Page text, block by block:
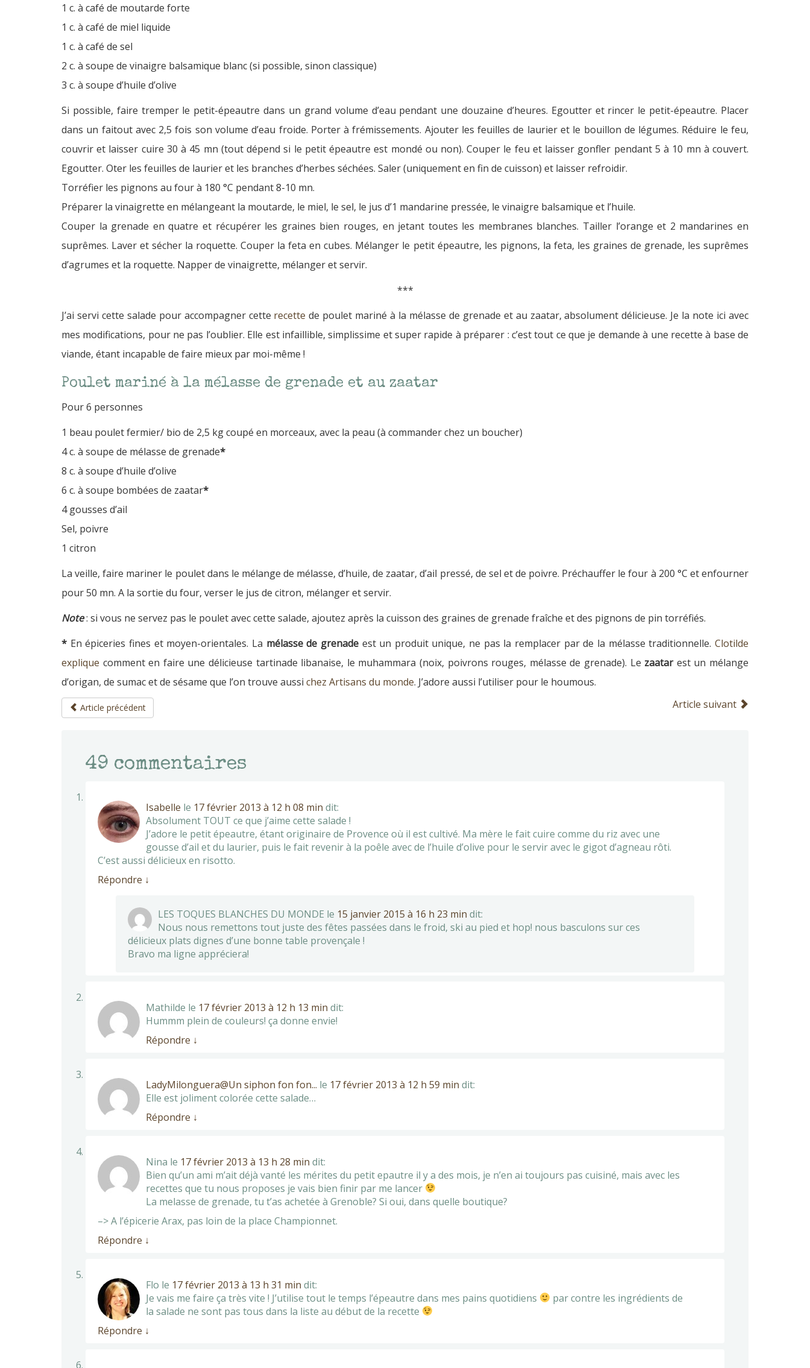
1 c. à café de moutarde forte
1 c. à café de miel liquide
1 c. à café de sel
2 c. à soupe de vinaigre balsamique blanc (si possible, sinon classique)
3 c. à soupe d’huile d’olive
Si possible, faire tremper le petit-épeautre dans un grand volume d’eau pendant une douzaine d’heures. Egoutter et rincer le petit-épeautre. Placer
dans un faitout avec 2,5 fois son volume d’eau froide. Porter à frémissements. Ajouter les feuilles de laurier et le bouillon de légumes. Réduire le feu,
couvrir et laisser cuire 30 à 45 mn (tout dépend si le petit épeautre est mondé ou non). Couper le feu et laisser gonfler pendant 5 à 10 mn à couvert.
Egoutter. Oter les feuilles de laurier et les branches d’herbes séchées. Saler (uniquement en fin de cuisson) et laisser refroidir.
Torréfier les pignons au four à 180 °C pendant 8-10 mn.
Préparer la vinaigrette en mélangeant la moutarde, le miel, le sel, le jus d’1 mandarine pressée, le vinaigre balsamique et l’huile.
Couper la grenade en quatre et récupérer les graines bien rouges, en jetant toutes les membranes blanches. Tailler l’orange et 2 mandarines en
suprêmes. Laver et sécher la roquette. Couper la feta en cubes. Mélanger le petit épeautre, les pignons, la feta, les graines de grenade, les suprêmes
d’agrumes et la roquette. Napper de vinaigrette, mélanger et servir.
***
J’ai servi cette salade pour accompagner cette recette de poulet mariné à la mélasse de grenade et au zaatar, absolument délicieuse. Je la note ici avec
mes modifications, pour ne pas l’oublier. Elle est infaillible, simplissime et super rapide à préparer : c’est tout ce que je demande à une recette à base de
viande, étant incapable de faire mieux par moi-même !
Poulet mariné à la mélasse de grenade et au zaatar
Pour 6 personnes
1 beau poulet fermier/ bio de 2,5 kg coupé en morceaux, avec la peau (à commander chez un boucher)
4 c. à soupe de mélasse de grenade*
8 c. à soupe d’huile d’olive
6 c. à soupe bombées de zaatar*
4 gousses d’ail
Sel, poivre
1 citron
La veille, faire mariner le poulet dans le mélange de mélasse, d’huile, de zaatar, d’ail pressé, de sel et de poivre. Préchauffer le four à 200 °C et enfourner
pour 50 mn. A la sortie du four, verser le jus de citron, mélanger et servir.
Note: si vous ne servez pas le poulet avec cette salade, ajoutez après la cuisson des graines de grenade fraîche et des pignons de pin torréfiés.
* En épiceries fines et moyen-orientales. La mélasse de grenadeest un produit unique, ne pas la remplacer par de la mélasse traditionnelle.Clotilde
explique comment en faire une délicieuse tartinade libanaise, le muhammara (noix, poivrons rouges, mélasse de grenade). Le zaatarest un mélange
d’origan, de sumac et de sésame que l’on trouve aussi chez Artisans du monde. J’adore aussi l’utiliser pour le houmous.
Article précédent Article suivant
49 commentaires
Isabelle le 17 février 2013 à 12 h 08 min dit:
Absolument TOUT ce que j’aime cette salade !
J’adore le petit épeautre, étant originaire de Provence où il est cultivé. Ma mère le fait cuire comme du riz avec une
gousse d’ail et du laurier, puis le fait revenir à la poêle avec de l’huile d’olive pour le servir avec le gigot d’agneau rôti.
C’est aussi délicieux en risotto.
Répondre ↓
LES TOQUES BLANCHES DU MONDE le 15 janvier 2015 à 16 h 23 min dit:
Nous nous remettons tout juste des fêtes passées dans le froid, ski au pied et hop! nous basculons sur ces
délicieux plats dignes d’une bonne table provençale !
Bravo ma ligne appréciera!
Mathilde le 17 février 2013 à 12 h 13 min dit:
Hummm plein de couleurs! ça donne envie!
Répondre ↓
LadyMilonguera@Un siphon fon fon... le 17 février 2013 à 12 h 59 min dit:
Elle est joliment colorée cette salade…
Répondre ↓
Nina le 17 février 2013 à 13 h 28 min dit:
Bien qu’un ami m’ait déjà vanté les mérites du petit epautre il y a des mois, je n’en ai toujours pas cuisiné, mais avec les
recettes que tu nous proposes je vais bien finir par me lancer
La melasse de grenade, tu t’as achetée à Grenoble? Si oui, dans quelle boutique?
–> A l’épicerie Arax, pas loin de la place Championnet.
Répondre ↓
Flo le 17 février 2013 à 13 h 31 min dit:
Je vais me faire ça très vite ! J’utilise tout le temps l’épeautre dans mes pains quotidiens
par contre les ingrédients de
la salade ne sont pas tous dans la liste au début de la recette
Répondre ↓